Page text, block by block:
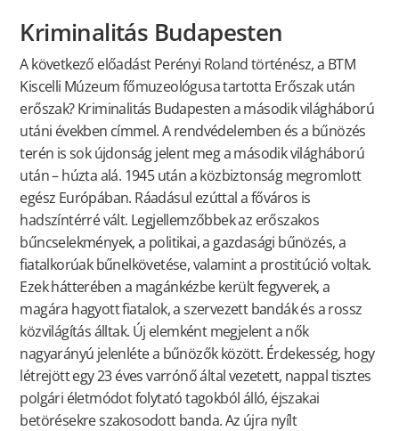
Kriminalitás Budapesten
A következő előadást Perényi Roland történész, a BTM
Kiscelli Múzeum főmuzeológusa tartotta Erőszak után
erőszak? Kriminalitás Budapesten a második világháború
utáni években címmel. A rendvédelemben és a bűnözés
terén is sok újdonság jelent meg a második világháború
után – húzta alá. 1945 után a közbiztonság megromlott
egész Európában. Ráadásul ezúttal a főváros is
hadszíntérré vált. Legjellemzőbbek az erőszakos
bűncselekmények, a politikai, a gazdasági bűnözés, a
fiatalkorúak bűnelkövetése, valamint a prostitúció voltak.
Ezek hátterében a magánkézbe került fegyverek, a
magára hagyott fiatalok, a szervezett bandák és a rossz
közvilágítás álltak. Új elemként megjelent a nők
nagyarányú jelenléte a bűnözők között. Érdekesség, hogy
létrejött egy 23 éves varrónő által vezetett, nappal tisztes
polgári életmódot folytató tagokból álló, éjszakai
betörésekre szakosodott banda. Az újra nyílt